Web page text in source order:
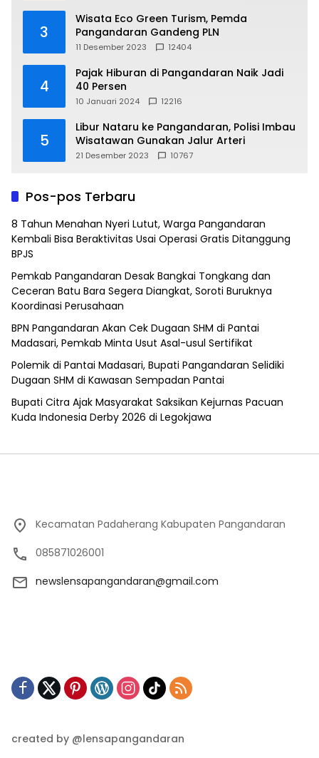
3
Wisata Eco Green Turism, Pemda
Pangandaran Gandeng PLN
11 Desember 2023 12404
4
Pajak Hiburan di Pangandaran Naik Jadi
40 Persen
10 Januari 2024 12216
5
Libur Nataru ke Pangandaran, Polisi Imbau
Wisatawan Gunakan Jalur Arteri
21 Desember 2023 10767
Pos-pos Terbaru
8 Tahun Menahan Nyeri Lutut, Warga Pangandaran
Kembali Bisa Beraktivitas Usai Operasi Gratis Ditanggung
BPJS
Pemkab Pangandaran Desak Bangkai Tongkang dan
Ceceran Batu Bara Segera Diangkat, Soroti Buruknya
Koordinasi Perusahaan
BPN Pangandaran Akan Cek Dugaan SHM di Pantai
Madasari, Pemkab Minta Usut Asal-usul Sertifikat
Polemik di Pantai Madasari, Bupati Pangandaran Selidiki
Dugaan SHM di Kawasan Sempadan Pantai
Bupati Citra Ajak Masyarakat Saksikan Kejurnas Pacuan
Kuda Indonesia Derby 2026 di Legokjawa
Kecamatan Padaherang Kabupaten Pangandaran
085871026001
newslensapangandaran@gmail.com
created by @lensapangandaran